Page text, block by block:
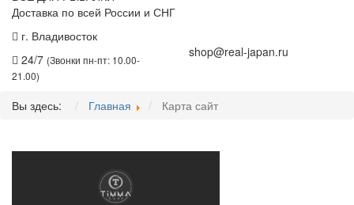
Доставка по всей России и СНГ
г. Владивосток
24/7 (Звонки пн-пт: 10.00-
21.00)
shop@real-japan.ru
Вы здесь: Главная Карта сайт